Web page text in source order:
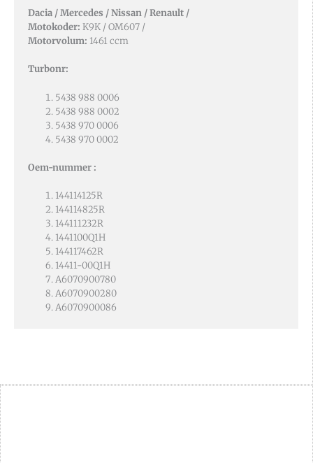
Dacia / Mercedes / Nissan / Renault /
Motokoder: K9K / OM607 /
Motorvolum: 1461 ccm
Turbonr:
5438 988 0006
5438 988 0002
5438 970 0006
5438 970 0002
Oem-nummer :
144114125R
144114825R
144111232R
1441100Q1H
144117462R
14411-00Q1H
A6070900780
A6070900280
A6070900086